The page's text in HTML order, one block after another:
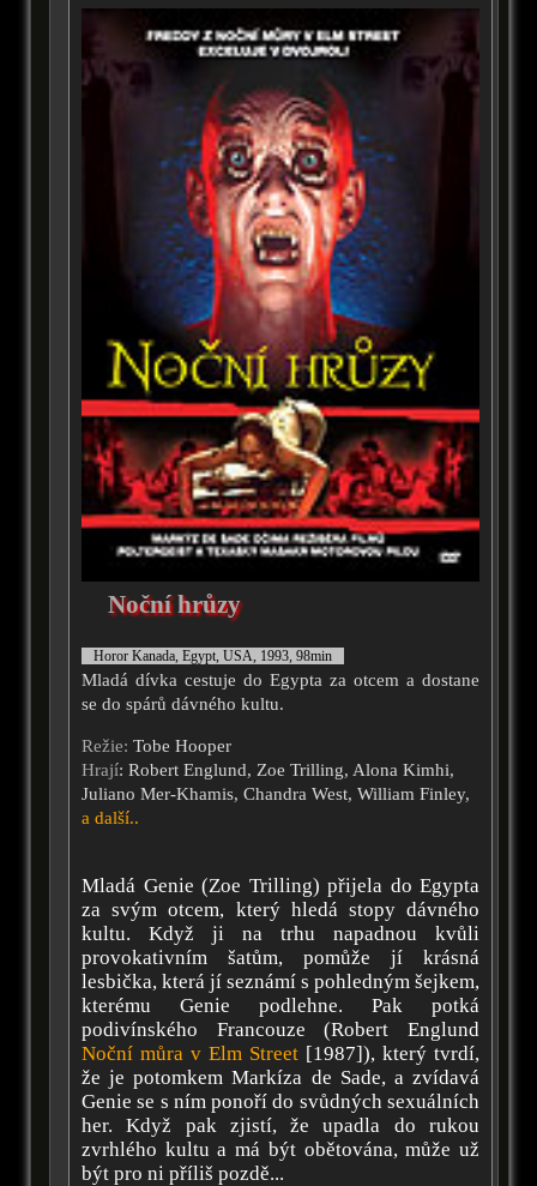
Noční hrůzy
Horor Kanada, Egypt, USA, 1993, 98min
Mladá dívka cestuje do Egypta za otcem a dostane
se do spárů dávného kultu.
Režie: Tobe Hooper
Hrají: Robert Englund, Zoe Trilling, Alona Kimhi,
Juliano Mer-Khamis, Chandra West, William Finley,
a další..
Mladá Genie (Zoe Trilling) přijela do Egypta
za svým otcem, který hledá stopy dávného
kultu. Když ji na trhu napadnou kvůli
provokativním šatům, pomůže jí krásná
lesbička, která jí seznámí s pohledným šejkem,
kterému Genie podlehne. Pak potká
podivínského Francouze (Robert Englund
Noční můra v Elm Street [1987]), který tvrdí,
že je potomkem Markíza de Sade, a zvídavá
Genie se s ním ponoří do svůdných sexuálních
her. Když pak zjistí, že upadla do rukou
zvrhlého kultu a má být obětována, může už
být pro ni příliš pozdě...